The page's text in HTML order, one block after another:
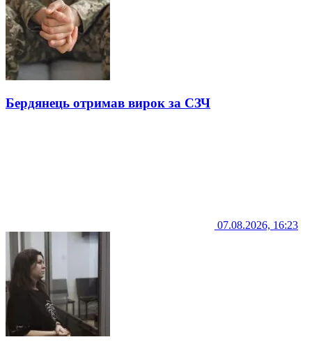
Бердянець отримав вирок за СЗЧ
07.08.2026, 16:23